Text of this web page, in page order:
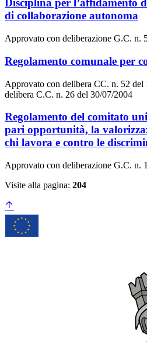
Disciplina per l’affidamento
di collaborazione autonoma
Approvato con deliberazione G.C. n.
Regolamento comunale per
Approvato con delibera CC. n. 52
delibera C.C. n. 26 del 30/07/2004
Regolamento del comitato
pari opportunità, la
chi lavora e contro le
Approvato con deliberazione G.C. n.
Visite alla pagina: 204